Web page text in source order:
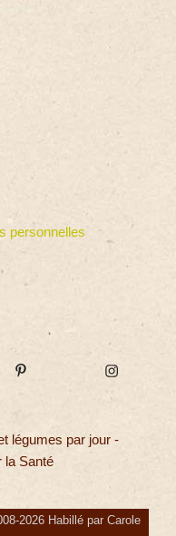
personnelles
légumes par jour -
la Santé
2026 Habillé par Carole